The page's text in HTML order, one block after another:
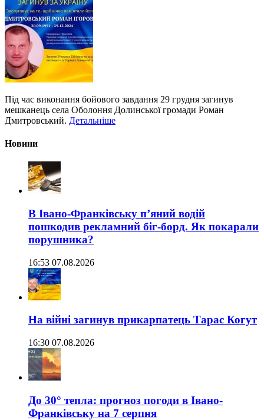
Під час виконання бойового завдання 29 грудня загинув
мешканець села Оболоння Долинської громади Роман
Дмитровський. Детальніше
Новини
В Івано-Франківську п’яний водій
пошкодив рекламний біг-борд. Як покарали
порушника?
16:53 07.08.2026
На війні загинув прикарпатець Тарас Когут
16:30 07.08.2026
До 30° тепла: прогноз погоди в Івано-
Франківську на 7 серпня